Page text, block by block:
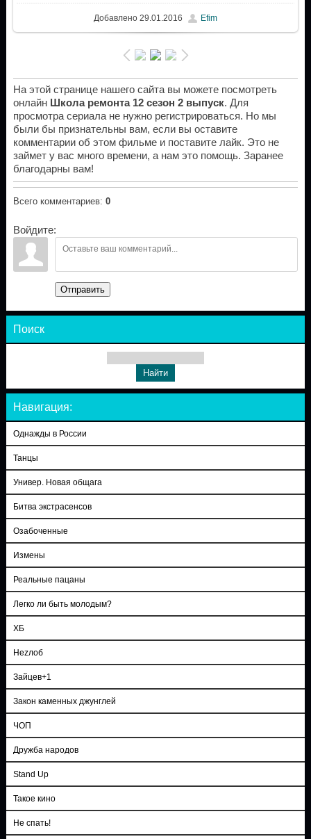
Добавлено29.01.2016 Efim
На этой странице нашего сайта вы можете посмотреть
онлайн Школа ремонта 12 сезон 2 выпуск. Для
просмотра сериала не нужно регистрироваться. Но мы
были бы признательны вам, если вы оставите
комментарии об этом фильме и поставите лайк. Это не
займет у вас много времени, а нам это помощь. Заранее
благодарны вам!
Всего комментариев: 0
Войдите:
Отправить
Поиск
Навигация:
Однажды в России
Танцы
Универ. Новая общага
Битва экстрасенсов
Озабоченные
Измены
Реальные пацаны
Легко ли быть молодым?
ХБ
Неzлоб
Зайцев+1
Закон каменных джунглей
ЧОП
Дружба народов
Stand Up
Такое кино
Не спать!